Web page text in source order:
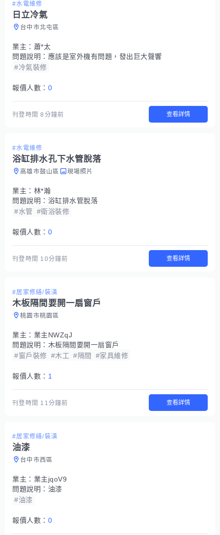
#水電維修
日立冷氣
台中市北屯區
業主： 蕭*太
問題說明： 應該是室外機有問題，發出巨大聲響
#冷氣裝修
報價人數： 0
刊登時間8分鐘前 查看詳情
#水電維修
浴缸排水孔下水管脫落
高雄市鼓山區 現場照片
業主： 林*瀚
問題說明： 浴缸排水管脫落
#水管 #衛浴裝修
報價人數： 0
刊登時間 10分鐘前 查看詳情
#居家修繕/裝潢
木板隔間要開一扇窗戶
桃園市桃園區
業主： 業主NWZqJ
問題說明： 木板隔間要開一扇窗戶
#窗戶裝修 #木工 #隔間 #家具維修
報價人數： 1
刊登時間 11分鐘前 查看詳情
#居家修繕/裝潢
油漆
台中市西區
業主： 業主jqoV9
問題說明： 油漆
#油漆
報價人數： 0